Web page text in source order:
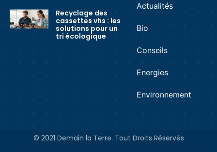
Recyclage des
cassettes vhs : les
solutions pour un
tri écologique
Actualités
Bio
Conseils
Energies
Environnement
© 2021 Demain la Terre. Tout Droits Réservés